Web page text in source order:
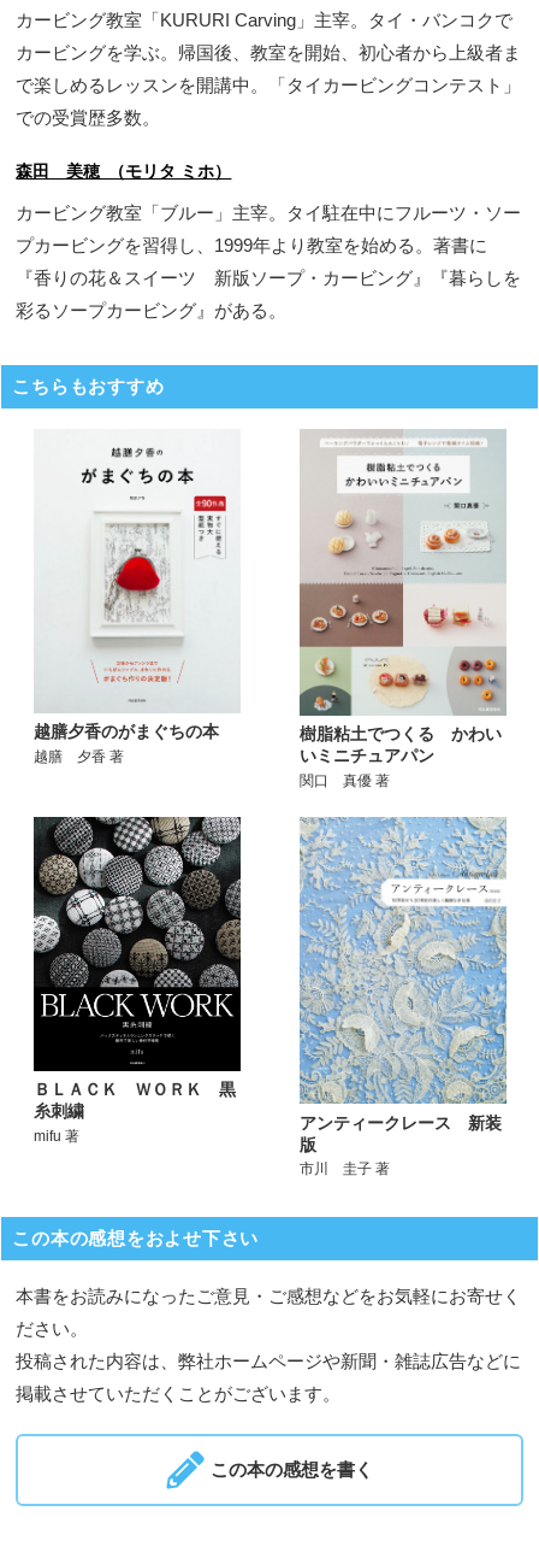
カービング教室「KURURI Carving」主宰。タイ・バンコクで
カービングを学ぶ。帰国後、教室を開始、初心者から上級者ま
で楽しめるレッスンを開講中。「タイカービングコンテスト」
での受賞歴多数。
森田 美穂 （モリタ ミホ）
カービング教室「ブルー」主宰。タイ駐在中にフルーツ・ソー
プカービングを習得し、1999年より教室を始める。著書に
『香りの花＆スイーツ 新版ソープ・カービング』『暮らしを
彩るソープカービング』がある。
こちらもおすすめ
越膳夕香のがまぐちの本
越膳 夕香 著
樹脂粘土でつくる かわい
いミニチュアパン
関口 真優 著
ＢＬＡＣＫ ＷＯＲＫ 黒
糸刺繍
mifu 著
アンティークレース 新装
版
市川 圭子 著
この本の感想をおよせ下さい
本書をお読みになったご意見・ご感想などをお気軽にお寄せく
ださい。
投稿された内容は、弊社ホームページや新聞・雑誌広告などに
掲載させていただくことがございます。
この本の感想を書く